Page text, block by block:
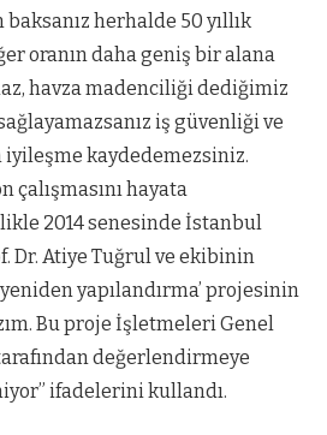
herhalde 50 yıllık
oranın daha geniş bir alana
havza madenciliği dediğimiz
iş güvenliği ve
iyileşme kaydedemezsiniz.
hayata
2014 senesinde İstanbul
Dr. Atiye Tuğrul ve ekibinin
yapılandırma’ projesinin
Bu proje İşletmeleri Genel
değerlendirmeye
ifadelerini kullandı.